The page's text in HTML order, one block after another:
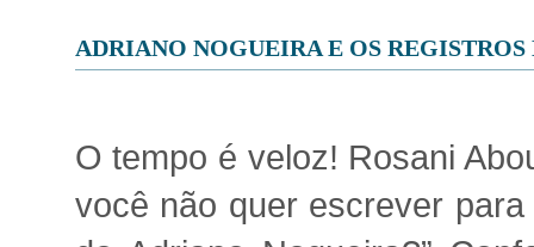
ADRIANO NOGUEIRA E OS
O tempo é veloz! Rosani
você não quer escrever